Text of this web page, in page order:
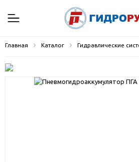
Главная Каталог Гидравлические